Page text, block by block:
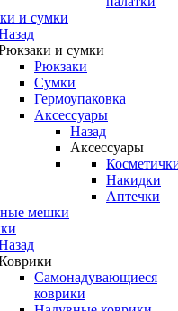
и сумки
и сумки
Рюкзаки
Сумки
Гермоупаковка
Аксессуары
Назад
Аксессуары
Накидки
Аптечки
мешки
Самонадувающиеся
коврики